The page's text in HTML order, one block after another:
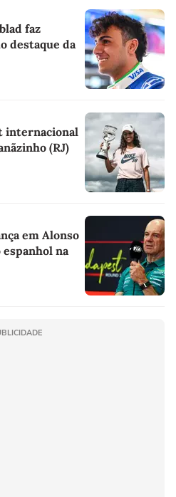
faz
destaque da
internacional
(RJ)
em Alonso
na